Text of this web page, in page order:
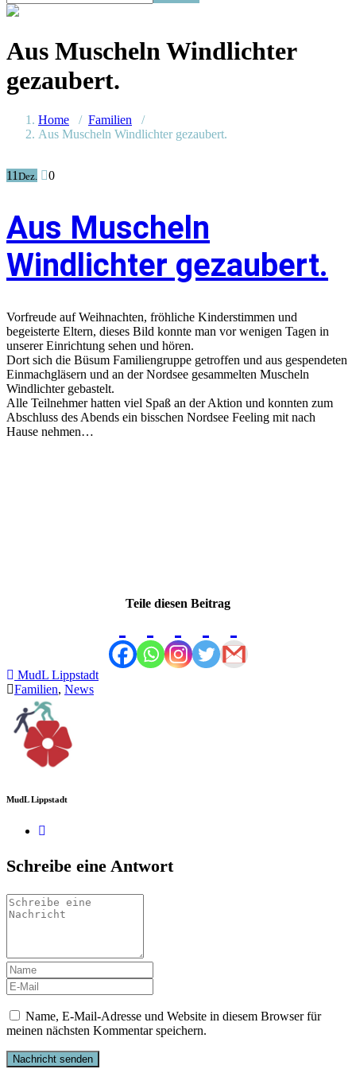
Aus Muscheln Windlichter
gezaubert.
Home / Familien /
Aus Muscheln Windlichter gezaubert.
11 Dez. 0
Aus Muscheln
Windlichter gezaubert.
Vorfreude auf Weihnachten, fröhliche Kinderstimmen und
begeisterte Eltern, dieses Bild konnte man vor wenigen Tagen in
unserer Einrichtung sehen und hören.
Dort sich die Büsum Familiengruppe getroffen und aus gespendeten
Einmachgläsern und an der Nordsee gesammelten Muscheln
Windlichter gebastelt.
Alle Teilnehmer hatten viel Spaß an der Aktion und konnten zum
Abschluss des Abends ein bisschen Nordsee Feeling mit nach
Hause nehmen…
Teile diesen Beitrag
MudL Lippstadt
Familien, News
MudL Lippstadt
Schreibe eine Antwort
Name, E-Mail-Adresse und Website in diesem Browser für
meinen nächsten Kommentar speichern.